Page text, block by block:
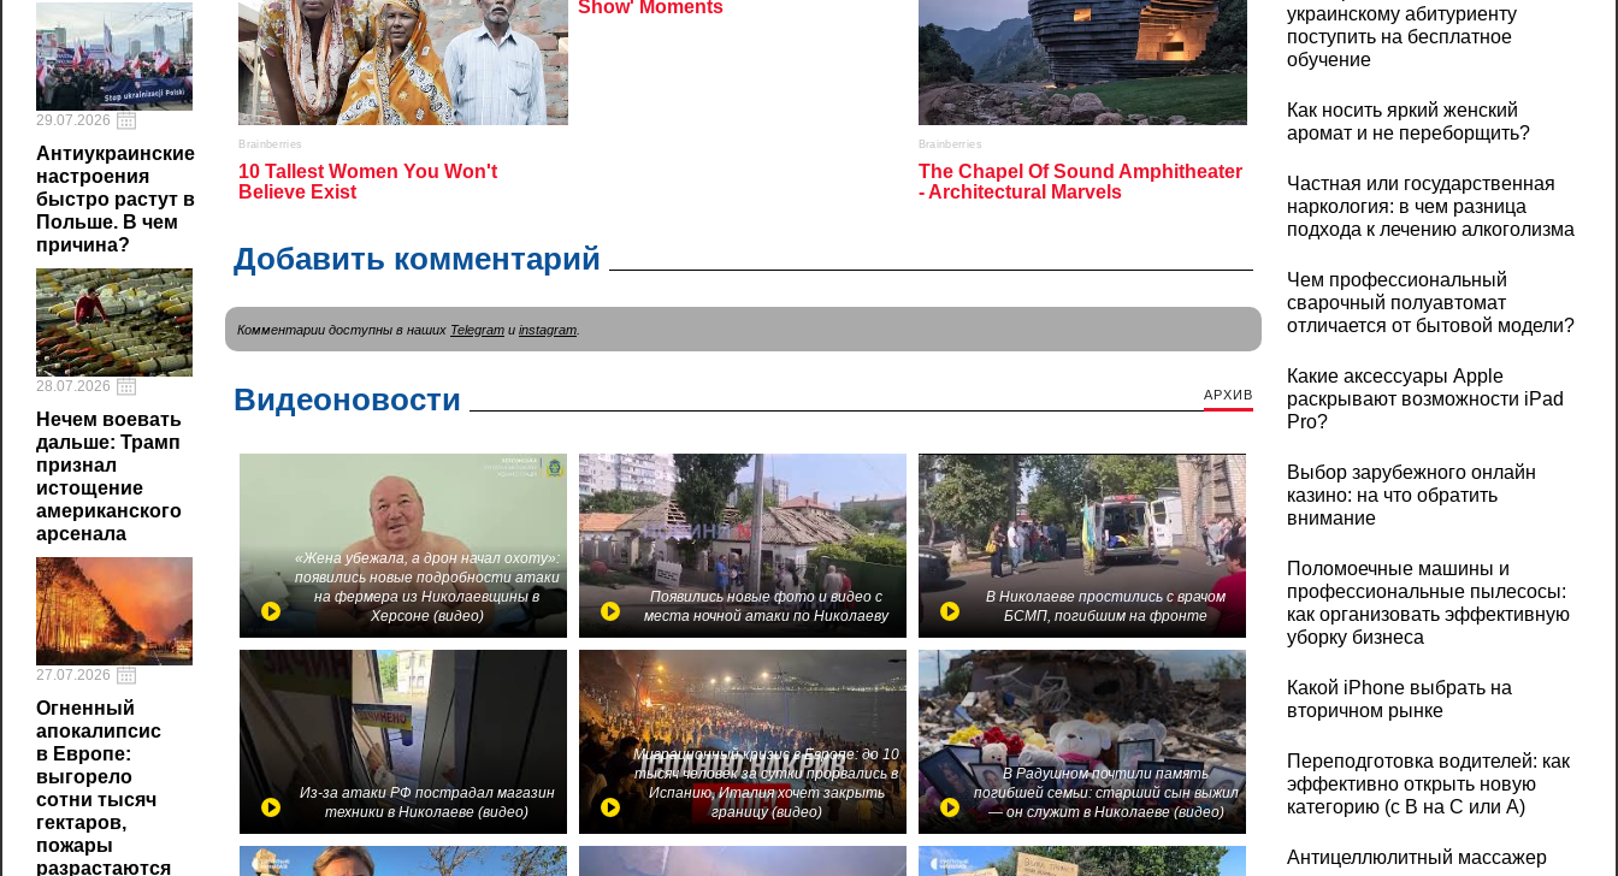
29.07.2026
Антиукраинские
настроения
быстро растут в
Польше. В чем
причина?
28.07.2026
Нечем воевать
дальше: Трамп
признал
истощение
американского
арсенала
27.07.2026
Огненный
апокалипсис
в Европе:
выгорело
сотни тысяч
гектаров,
пожары
разрастаются
Добавить комментарий
Комментарии доступны в наших Telegram и instagram
Видеоновости АРХИВ
«Жена убежала, а дрон начал охоту»:
появились новые подробности атаки
на фермера из Николаевщины в
Херсоне (видео)
Появились новые фото и видео с
места ночной атаки по Николаеву
В Николаеве простились с врачом
БСМП, погибшим на фронте
Из-за атаки РФ пострадал магазин
техники в Николаеве (видео)
Миграционный кризис в Европе: до 10
тысяч человек за сутки прорвались в
Испанию, Италия хочет закрыть
границу (видео)
В Радушном почтили память
погибшей семьи: старший сын выжил
— он служит в Николаеве (видео)
украинскому абитуриенту
поступить на бесплатное
обучение
Как носить яркий женский
аромат и не переборщить?
Частная или государственная
наркология: в чем разница
подхода к лечению алкоголизма
Чем профессиональный
сварочный полуавтомат
отличается от бытовой модели?
Какие аксессуары Apple
раскрывают возможности iPad
Pro?
Выбор зарубежного онлайн
казино: на что обратить
внимание
Поломоечные машины и
профессиональные пылесосы:
как организовать эффективную
уборку бизнеса
Какой iPhone выбрать на
вторичном рынке
Переподготовка водителей: как
эффективно открыть новую
категорию (с B на C или А)
Антицеллюлитный массажер